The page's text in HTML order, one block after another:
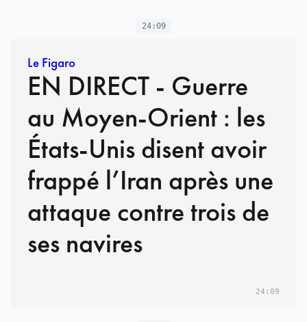
24:09
Le Figaro
EN DIRECT - Guerre
au Moyen-Orient : les
États-Unis disent avoir
frappé l’Iran après une
attaque contre trois de
ses navires
24:09